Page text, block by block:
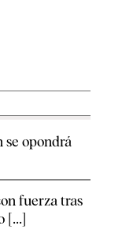
se opondrá
fuerza tras
[...]